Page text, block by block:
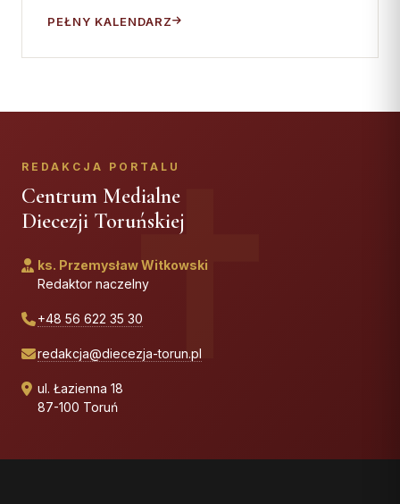
PEŁNY KALENDARZ
REDAKCJA PORTALU
Centrum Medialne
Diecezji Toruńskiej
ks. Przemysław Witkowski
Redaktor naczelny
+48 56 622 35 30
redakcja@diecezja-torun.pl
ul. Łazienna 18
87-100 Toruń